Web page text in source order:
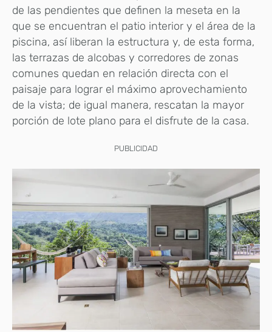
de las pendientes que definen la meseta en la
que se encuentran el patio interior y el área de la
piscina, así liberan la estructura y, de esta forma,
las terrazas de alcobas y corredores de zonas
comunes quedan en relación directa con el
paisaje para lograr el máximo aprovechamiento
de la vista; de igual manera, rescatan la mayor
porción de lote plano para el disfrute de la casa.
PUBLICIDAD